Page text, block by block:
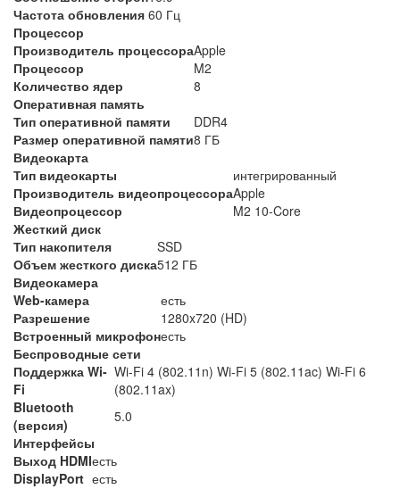
Частота обновления 60 Гц
Процессор
Производитель процессораApple
Процессор
M2
Количество ядер
8
Оперативная память
Тип оперативной памяти
DDR4
Размер оперативной памяти8 ГБ
Видеокарта
Тип видеокарты
интегрированный
Производитель видеопроцессораApple
Видеопроцессор
M2 10-Core
Жесткий диск
Тип накопителя
SSD
Объем жесткого диска512 ГБ
Видеокамера
Web-камера
есть
Разрешение
1280x720 (HD)
Встроенный микрофонесть
Беспроводные сети
Поддержка Wi-
Fi
Wi-Fi 4 (802.11n) Wi-Fi 5 (802.11ac) Wi-Fi 6
(802.11ax)
Bluetooth
(версия)
5.0
Интерфейсы
Выход HDMIесть
DisplayPort есть